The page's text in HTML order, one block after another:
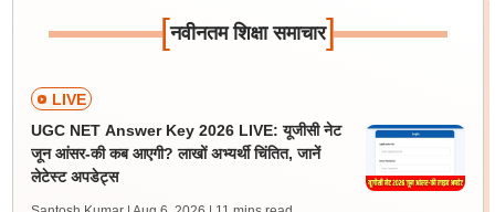
[नवीनतम शिक्षा समाचार]
LIVE
UGC NET Answer Key 2026 LIVE: यूजीसी नेट
जून आंसर-की कब आएगी? लाखों अभ्यर्थी चिंतित, जानें
लेटेस्ट अपडेट्स